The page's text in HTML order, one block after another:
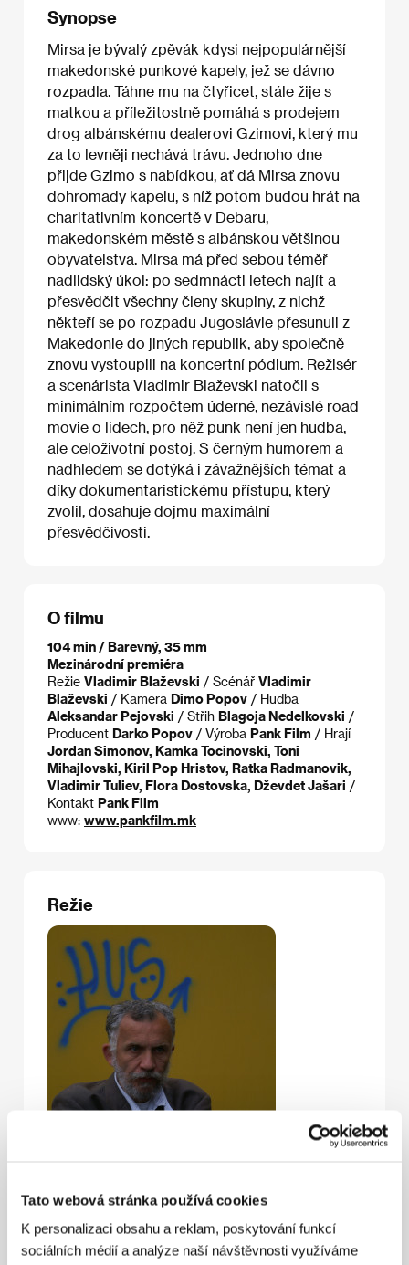
Tato webová stránka používá cookies
K personalizaci obsahu a reklam, poskytování funkcí
sociálních médií a analýze naší návštěvnosti využíváme
Synopse
Mirsa je bývalý zpěvák kdysi nejpopulárnější
makedonské punkové kapely, jež se dávno
rozpadla. Táhne mu na čtyřicet, stále žije s
matkou a příležitostně pomáhá s prodejem
drog albánskému dealerovi Gzimovi, který mu
za to levněji nechává trávu. Jednoho dne
přijde Gzimo s nabídkou, ať dá Mirsa znovu
dohromady kapelu, s níž potom budou hrát na
charitativním koncertě v Debaru,
makedonském městě s albánskou většinou
obyvatelstva. Mirsa má před sebou téměř
nadlidský úkol: po sedmnácti letech najít a
přesvědčit všechny členy skupiny, z nichž
někteří se po rozpadu Jugoslávie přesunuli z
Makedonie do jiných republik, aby společně
znovu vystoupili na koncertní pódium. Režisér
a scenárista Vladimir Blaževski natočil s
minimálním rozpočtem úderné, nezávislé road
movie o lidech, pro něž punk není jen hudba,
ale celoživotní postoj. S černým humorem a
nadhledem se dotýká i závažnějších témat a
díky dokumentaristickému přístupu, který
zvolil, dosahuje dojmu maximální
přesvědčivosti.
O filmu
104 min / Barevný, 35 mm
Mezinárodní premiéra
Režie Vladimir Blaževski / Scénář Vladimir
Blaževski / Kamera Dimo Popov / Hudba
Aleksandar Pejovski / Střih Blagoja Nedelkovski /
Producent Darko Popov / Výroba Pank Film / Hrají
Jordan Simonov, Kamka Tocinovski, Toni
Mihajlovski, Kiril Pop Hristov, Ratka Radmanovik,
Vladimir Tuliev, Flora Dostovska, Dževdet Jašari /
Kontakt Pank Film
www: www.pankfilm.mk
Režie